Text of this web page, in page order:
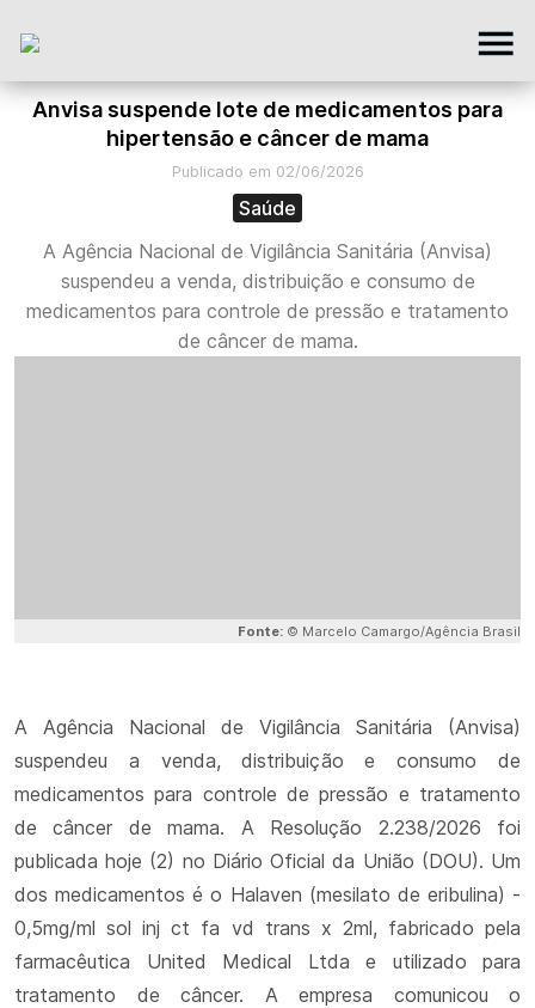
Anvisa suspende lote de medicamentos para
hipertensão e câncer de mama
Publicado em 02/06/2026
Saúde
A Agência Nacional de Vigilância Sanitária (Anvisa)
suspendeu a venda, distribuição e consumo de
medicamentos para controle de pressão e tratamento
de câncer de mama.
Fonte: © Marcelo Camargo/Agência Brasil
A Agência Nacional de Vigilância Sanitária (Anvisa)
suspendeu a venda, distribuição e consumo de
medicamentos para controle de pressão e tratamento
de câncer de mama. A Resolução 2.238/2026 foi
publicada hoje (2) no Diário Oficial da União (DOU). Um
dos medicamentos é o Halaven (mesilato de eribulina) -
0,5mg/ml sol inj ct fa vd trans x 2ml, fabricado pela
farmacêutica United Medical Ltda e utilizado para
tratamento de câncer. A empresa comunicou o